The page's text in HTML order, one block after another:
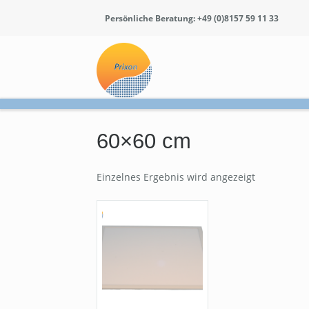
Persönliche Beratung: +49 (0)8157 59 11 33
60×60 cm
Einzelnes Ergebnis wird angezeigt